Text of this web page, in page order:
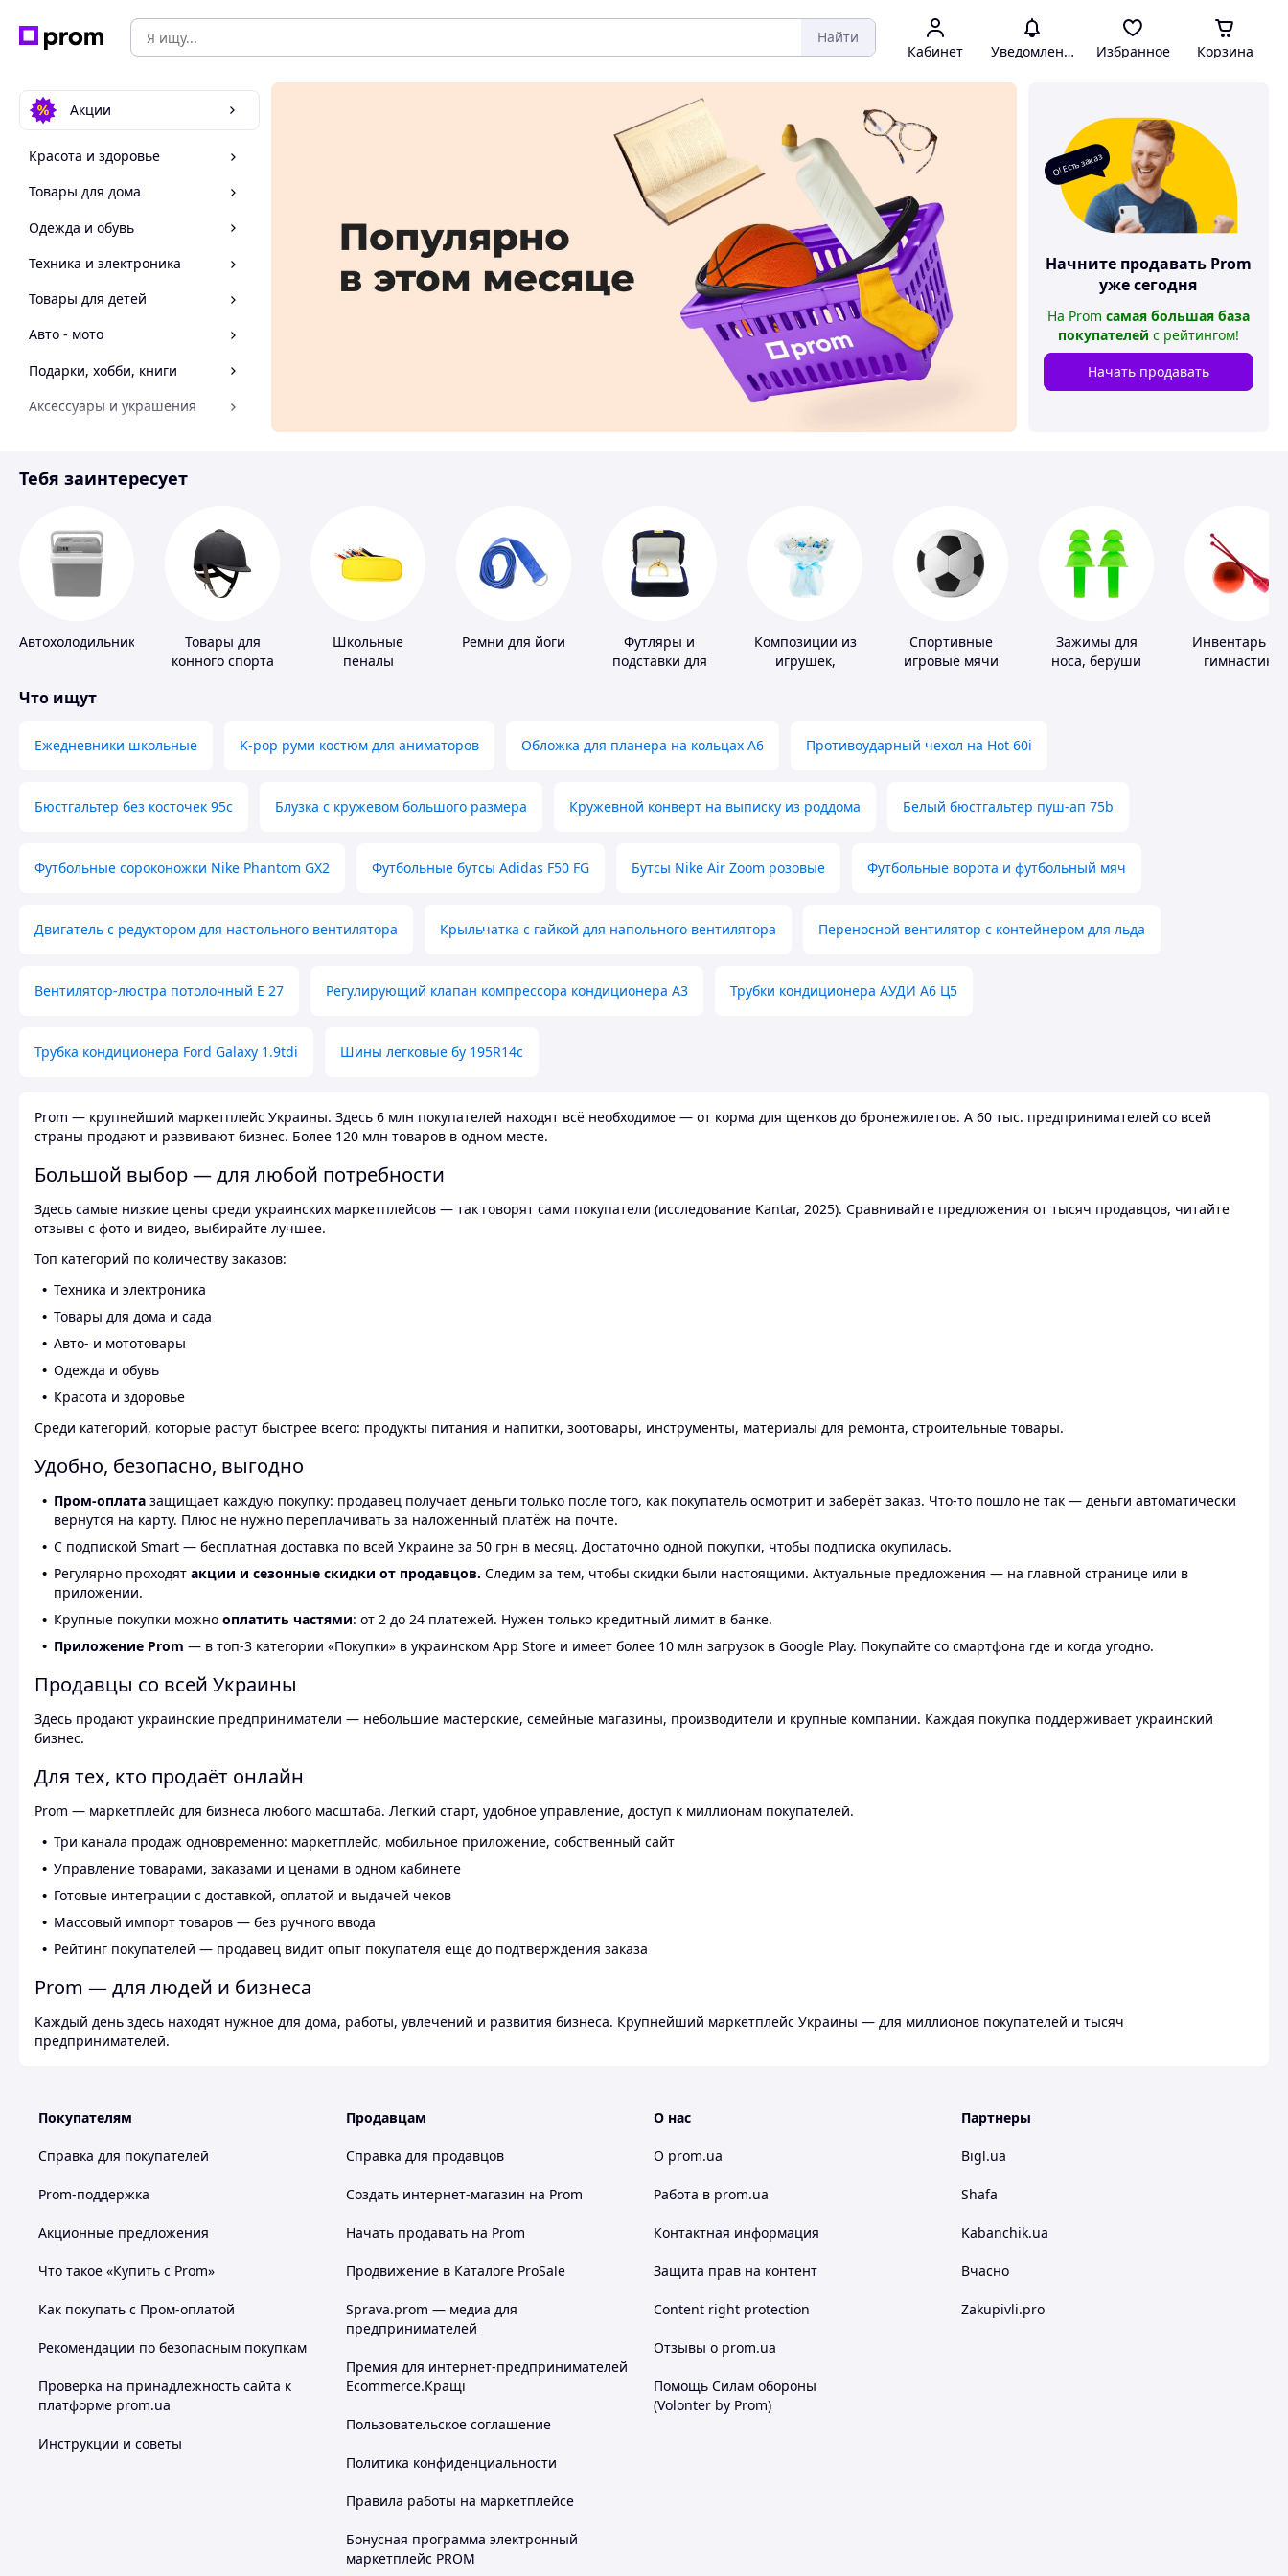
Найти
Кабинет Уведомления Избранное Корзина
Акции
Красота и здоровье
Товары для дома
Одежда и обувь
Техника и электроника
Товары для детей
Авто - мото
Подарки, хобби, книги
Аксессуары и украшения
Спорт и отдых
О! Есть заказ
Начните продавать Prom
уже сегодня
На Prom самая большая база
покупателей с рейтингом!
Начать продавать
Тебя заинтересует
Автохолодильники
Товары для
конного спорта
Школьные
пеналы
Ремни для йоги
Футляры и
подставки для
Композиции из
игрушек,
Спортивные
игровые мячи
Зажимы для
носа, беруши
Инвентарь
гимнастики
Что ищут
Ежедневники школьные K-pop руми костюм для аниматоров Обложка для планера на кольцах А6 Противоударный чехол на Hot 60i
Бюстгальтер без косточек 95с Блузка с кружевом большого размера Кружевной конверт на выписку из роддома Белый бюстгальтер пуш-ап 75b
Футбольные сороконожки Nike Phantom GX2 Футбольные бутсы Adidas F50 FG Бутсы Nike Air Zoom розовые Футбольные ворота и футбольный мяч
Двигатель с редуктором для настольного вентилятора Крыльчатка с гайкой для напольного вентилятора Переносной вентилятор с контейнером для льда
Вентилятор-люстра потолочный E 27 Регулирующий клапан компрессора кондиционера А3 Трубки кондиционера АУДИ А6 Ц5
Трубка кондиционера Ford Galaxy 1.9tdi Шины легковые бу 195R14c
Prom — крупнейший маркетплейс Украины. Здесь 6 млн покупателей находят всё необходимое — от корма для щенков до бронежилетов. А 60 тыс. предпринимателей со всей
страны продают и развивают бизнес. Более 120 млн товаров в одном месте.
Большой выбор — для любой потребности
Здесь самые низкие цены среди украинских маркетплейсов — так говорят сами покупатели (исследование Kantar, 2025). Сравнивайте предложения от тысяч продавцов, читайте
отзывы с фото и видео, выбирайте лучшее.
Топ категорий по количеству заказов:
Техника и электроника
Товары для дома и сада
Авто- и мототовары
Одежда и обувь
Красота и здоровье
Среди категорий, которые растут быстрее всего: продукты питания и напитки, зоотовары, инструменты, материалы для ремонта, строительные товары.
Удобно, безопасно, выгодно
Пром-оплата защищает каждую покупку: продавец получает деньги только после того, как покупатель осмотрит и заберёт заказ. Что-то пошло не так — деньги автоматически
вернутся на карту. Плюс не нужно переплачивать за наложенный платёж на почте.
С подпиской Smart — бесплатная доставка по всей Украине за 50 грн в месяц. Достаточно одной покупки, чтобы подписка окупилась.
Регулярно проходят акции и сезонные скидки от продавцов. Следим за тем, чтобы скидки были настоящими. Актуальные предложения — на главной странице или в
приложении.
Крупные покупки можно оплатить частями: от 2 до 24 платежей. Нужен только кредитный лимит в банке.
Приложение Prom — в топ-3 категории «Покупки» в украинском App Store и имеет более 10 млн загрузок в Google Play. Покупайте со смартфона где и когда угодно.
Продавцы со всей Украины
Здесь продают украинские предприниматели — небольшие мастерские, семейные магазины, производители и крупные компании. Каждая покупка поддерживает украинский
бизнес.
Для тех, кто продаёт онлайн
Prom — маркетплейс для бизнеса любого масштаба. Лёгкий старт, удобное управление, доступ к миллионам покупателей.
Три канала продаж одновременно: маркетплейс, мобильное приложение, собственный сайт
Управление товарами, заказами и ценами в одном кабинете
Готовые интеграции с доставкой, оплатой и выдачей чеков
Массовый импорт товаров — без ручного ввода
Рейтинг покупателей — продавец видит опыт покупателя ещё до подтверждения заказа
Prom — для людей и бизнеса
Каждый день здесь находят нужное для дома, работы, увлечений и развития бизнеса. Крупнейший маркетплейс Украины — для миллионов покупателей и тысяч
предпринимателей.
Покупателям
Справка для покупателей
Prom-поддержка
Акционные предложения
Что такое «Купить с Prom»
Как покупать с Пром-оплатой
Рекомендации по безопасным покупкам
Проверка на принадлежность сайта к
платформе prom.ua
Инструкции и советы
Продавцам
Справка для продавцов
Создать интернет-магазин на Prom
Начать продавать на Prom
Продвижение в Каталоге ProSale
Sprava.prom — медиа для
предпринимателей
Премия для интернет-предпринимателей
Ecommerce.Кращі
Пользовательское соглашение
Политика конфиденциальности
Правила работы на маркетплейсе
Бонусная программа электронный
маркетплейс PROM
О нас
О prom.ua
Работа в prom.ua
Контактная информация
Защита прав на контент
Content right protection
Отзывы о prom.ua
Помощь Силам обороны
(Volonter by Prom)
Партнеры
Bigl.ua
Shafa
Kabanchik.ua
Вчасно
Zakupivli.pro